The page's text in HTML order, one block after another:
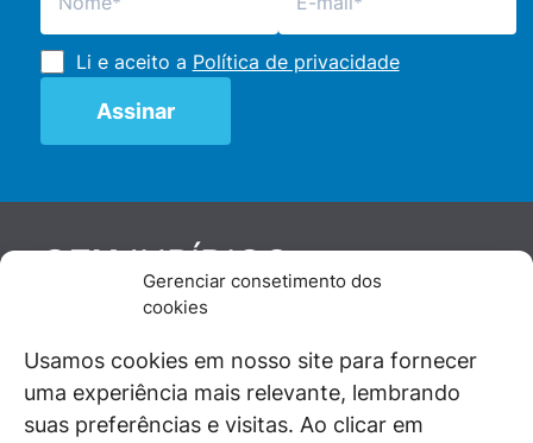
Gerenciar consetimento dos
cookies
Usamos cookies em nosso site para fornecer
uma experiência mais relevante, lembrando
suas preferências e visitas. Ao clicar em
Li e aceito a Política de privacidade
GENJURÍDICO
De maneira independente, os autores e
juristas e doutrinadores nacionais, se posicionam
diante de questões relevantes do cotidiano e
universo jurídico.